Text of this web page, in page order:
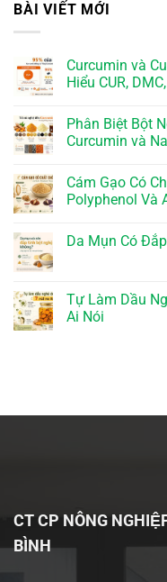
BÀI VIẾT MỚI
Curcumin và
Hiểu CUR,
Phân Biệt Bột
Curcumin và
Cám Gạo Có
Polyphenol Và
Da Mụn Có
Tự Làm Dầu
Ai Nói
CT CP NÔNG
BÌNH